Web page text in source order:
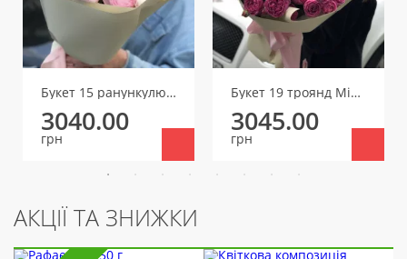
Букет 15 ранункулюсів
3040.00
грн
Букет 19 троянд Місті Баблз
3045.00
грн
АКЦІЇ ТА ЗНИЖКИ